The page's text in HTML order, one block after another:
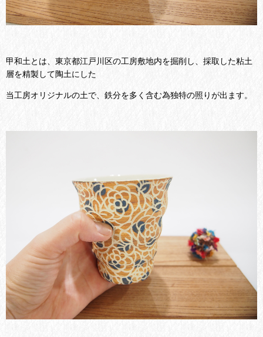
甲和土とは、東京都江戸川区の工房敷地内を掘削し、採取した粘土
層を精製して陶土にした
当工房オリジナルの土で、鉄分を多く含む為独特の照りが出ます。